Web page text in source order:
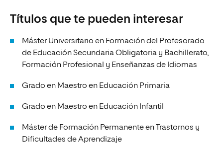
Títulos que te pueden interesar
Máster Universitario en Formación del Profesorado
de Educación Secundaria Obligatoria y Bachillerato,
Formación Profesional y Enseñanzas de Idiomas
Grado en Maestro en Educación Primaria
Grado en Maestro en Educación Infantil
Máster de Formación Permanente en Trastornos y
Dificultades de Aprendizaje